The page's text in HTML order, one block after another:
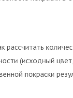
рассчитать
(исходный
покраски